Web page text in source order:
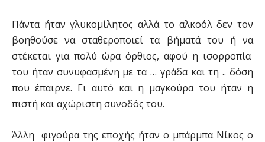
Πάντα ήταν γλυκομίλητος αλλά το αλκοόλ δεν τον
βοηθούσε να σταθεροποιεί τα βήματά του ή να
στέκεται για πολύ ώρα όρθιος, αφού η ισορροπία
του ήταν συνυφασμένη με τα … γράδα και τη .. δόση
που έπαιρνε. Γι αυτό και η μαγκούρα του ήταν η
πιστή και αχώριστη συνοδός του.
Άλλη φιγούρα της εποχής ήταν ο μπάρμπα Νίκος ο